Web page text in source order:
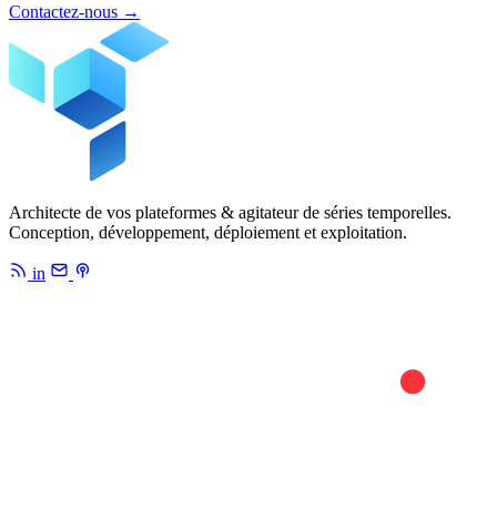
Contactez-nous →
Architecte de vos plateformes & agitateur de séries temporelles.
Conception, développement, déploiement et exploitation.
in